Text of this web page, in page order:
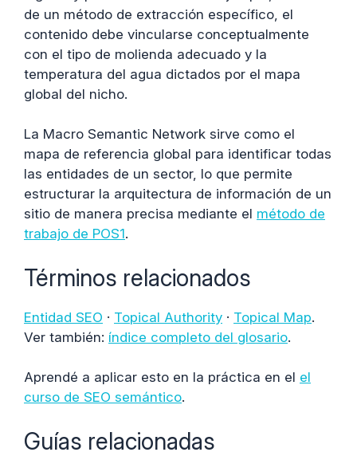
de un método de extracción específico, el
contenido debe vincularse conceptualmente
con el tipo de molienda adecuado y la
temperatura del agua dictados por el mapa
global del nicho.
La Macro Semantic Network sirve como el
mapa de referencia global para identificar todas
las entidades de un sector, lo que permite
estructurar la arquitectura de información de un
sitio de manera precisa mediante el método de
trabajo de POS1.
Términos relacionados
Entidad SEO · Topical Authority · Topical Map.
Ver también: índice completo del glosario.
Aprendé a aplicar esto en la práctica en el el
curso de SEO semántico.
Guías relacionadas